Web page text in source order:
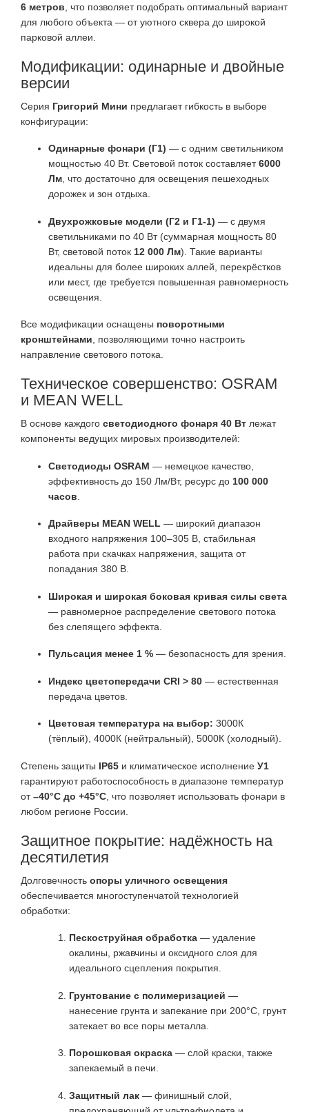
6 метров , что позволяет подобрать оптимальный вариант
для любого объекта — от уютного сквера до широкой
парковой аллеи.
Модификации: одинарные и двойные
версии
Серия Григорий Мини предлагает гибкость в выборе
конфигурации:
Одинарные фонари (Г1) — с одним светильником
мощностью 40 Вт. Световой поток составляет6000
Лм, что достаточно для освещения пешеходных
дорожек и зон отдыха.
Двухрожковые модели (Г2 и Г1-1) — с двумя
светильниками по 40 Вт (суммарная мощность 80
Вт, световой поток 12 000 Лм). Такие варианты
идеальны для более широких аллей, перекрёстков
или мест, где требуется повышенная равномерность
освещения.
Все модификации оснащены поворотными
кронштейнами, позволяющими точно настроить
направление светового потока.
Техническое совершенство: OSRAM
и MEAN WELL
В основе каждого светодиодного фонаря 40 Вт лежат
компоненты ведущих мировых производителей:
Светодиоды OSRAM — немецкое качество,
эффективность до 150 Лм/Вт, ресурс до 100 000
часов
Драйверы MEAN WELL — широкий диапазон
входного напряжения 100–305 В, стабильная
работа при скачках напряжения, защита от
попадания 380 В.
Широкая и широкая боковая кривая силы света
— равномерное распределение светового потока
без слепящего эффекта.
Пульсация менее 1 % — безопасность для зрения.
Индекс цветопередачи CRI > 80 — естественная
передача цветов.
Цветовая температура на выбор: 3000К
(тёплый), 4000К (нейтральный), 5000К (холодный).
Степень защиты IP65 и климатическое исполнение У1
гарантируют работоспособность в диапазоне температур
от–40°C до +45°C , что позволяет использовать фонари в
любом регионе России.
Защитное покрытие: надёжность на
десятилетия
Долговечность опоры уличного освещения
обеспечивается многоступенчатой технологией
обработки:
Пескоструйная обработка — удаление
окалины, ржавчины и оксидного слоя для
идеального сцепления покрытия.
Грунтование с полимеризацией —
нанесение грунта и запекание при 200°C, грунт
затекает во все поры металла.
Порошковая окраска — слой краски, также
запекаемый в печи.
Защитный лак — финишный слой,